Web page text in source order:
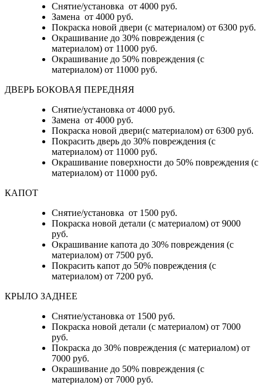
Снятие/установка от 4000 руб.
Замена от 4000 руб.
Покраска новой двери (с материалом) от 6300 руб.
Окрашивание до 30% повреждения (с
материалом) от 11000 руб.
Окрашивание до 50% повреждения (с
материалом) от 11000 руб.
ДВЕРЬ БОКОВАЯ ПЕРЕДНЯЯ
Снятие/установка от 4000 руб.
Замена от 4000 руб.
Покраска новой двери(с материалом) от 6300 руб.
Покрасить дверь до 30% повреждения (с
материалом) от 11000 руб.
Окрашивание поверхности до 50% повреждения (с
материалом) от 11000 руб.
КАПОТ
Снятие/установка от 1500 руб.
Покраска новой детали (с материалом) от 9000
руб.
Окрашивание капота до 30% повреждения (с
материалом) от 7500 руб.
Покрасить капот до 50% повреждения (с
материалом) от 7200 руб.
КРЫЛО ЗАДНЕЕ
Снятие/установка от 1500 руб.
Покраска новой детали (с материалом) от 7000
руб.
Покраска до 30% повреждения (с материалом) от
7000 руб.
Окрашивание до 50% повреждения (с
материалом) от 7000 руб.